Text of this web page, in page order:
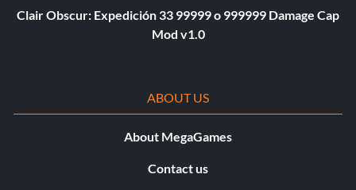
Clair Obscur: Expedición 33 99999 o 999999 Damage Cap
Mod v1.0
ABOUT US
About MegaGames
Contact us